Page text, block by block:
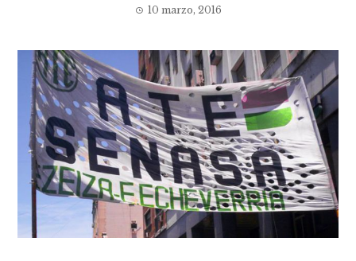
10 marzo, 2016